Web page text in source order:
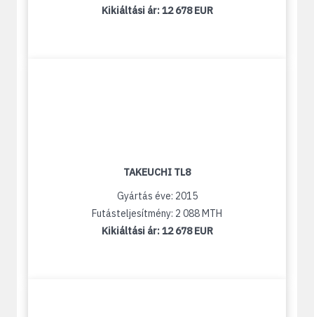
Kikiáltási ár:12 678 EUR
TAKEUCHI TL8
Gyártás éve: 2015
Futásteljesítmény: 2 088 MTH
Kikiáltási ár:12 678 EUR